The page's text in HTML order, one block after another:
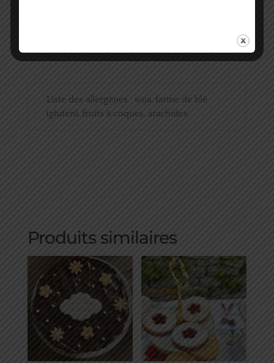
Liste des allergènes : soja, farine de blé
(gluten), fruits à coques, arachides.
Produits similaires